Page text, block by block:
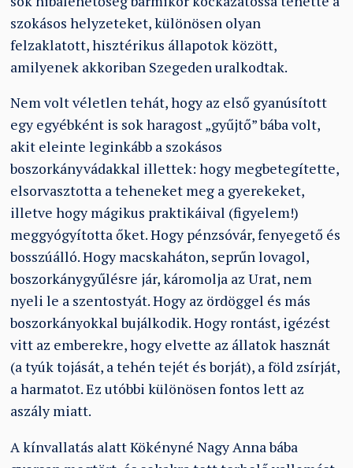
szokásos helyzeteket, különösen olyan
felzaklatott, hisztérikus állapotok között,
amilyenek akkoriban Szegeden uralkodtak.
Nem volt véletlen tehát, hogy az első gyanúsított
egy egyébként is sok haragost „gyűjtő” bába volt,
akit eleinte leginkább a szokásos
boszorkányvádakkal illettek: hogy megbetegítette,
elsorvasztotta a teheneket meg a gyerekeket,
illetve hogy mágikus praktikáival (figyelem!)
meggyógyította őket. Hogy pénzsóvár, fenyegető és
bosszúálló. Hogy macskaháton, seprűn lovagol,
boszorkánygyűlésre jár, káromolja az Urat, nem
nyeli le a szentostyát. Hogy az ördöggel és más
boszorkányokkal bujálkodik. Hogy rontást, igézést
vitt az emberekre, hogy elvette az állatok hasznát
(a tyúk tojását, a tehén tejét és borját), a föld zsírját,
a harmatot. Ez utóbbi különösen fontos lett az
aszály miatt.
A kínvallatás alatt Kökényné Nagy Anna bába